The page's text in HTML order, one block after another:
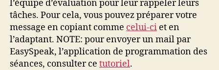
l’équipe d’évaluation pour leur rappeler leurs
tâches. Pour cela, vous pouvez préparer votre
message en copiant comme celui-ci et en
l’adaptant. NOTE: pour envoyer un mail par
EasySpeak, l’application de programmation des
séances, consulter ce tutoriel.